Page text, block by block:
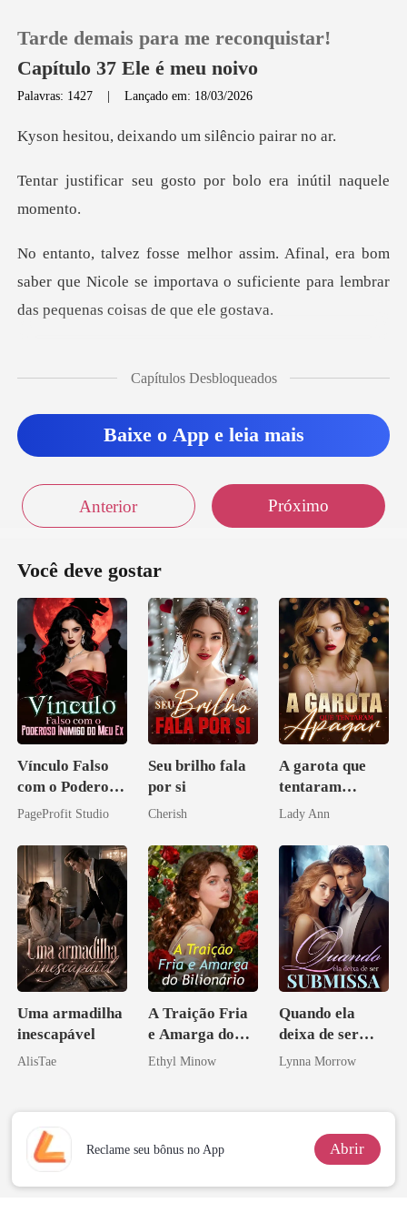
Loja
Sair
Tarde demais para me reconquistar!
Capítulo 37 Ele é meu noivo
Palavras: 1427 |Lançado em: 18/03/2026
eixando um silên
gosto por bolo era i
bom
saber que Nicole se importava o suficiente pa
Capítulos Desbloqueados
Baixe o App e leia mais
Anterior Próximo
Você deve gostar
Vínculo Falso
com o Poderoso
Inimigo do Meu
PageProfit Studio
Seu brilho fala
por si
Cherish
A garota que
tentaram
apagar
Lady Ann
Uma armadilha
inescapável
AlisTae
A Traição Fria
e Amarga do
Bilionário
Ethyl Minow
Quando ela
deixa de ser
submissa
Lynna Morrow
Reclame seu bônus no App Abrir